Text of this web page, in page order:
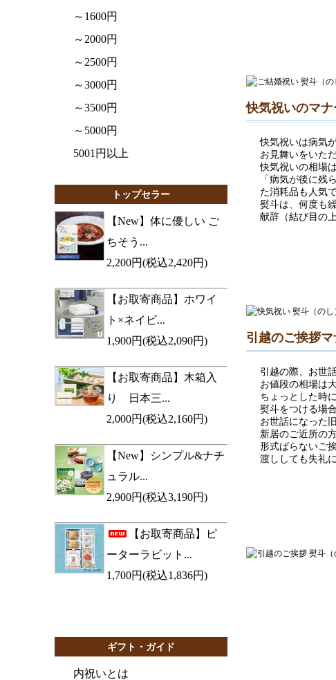
～1600円
～2000円
～2500円
～3000円
～3500円
～5000円
5001円以上
トップセラー
【New】体に優しい ご
ちそう...
2,200円(税込2,420円)
【お取寄商品】ホワイ
ト×ネイビ...
1,900円(税込2,090円)
【お取寄商品】木箱入
り 日本三...
2,000円(税込2,160円)
【New】シンプル&ナチ
ュラル...
2,900円(税込3,190円)
【お取寄商品】ピ
ーターラビット...
1,700円(税込1,836円)
ギフト・ガイド
内祝いとは
快気祝いのマナ
快気祝いは病気
お見舞いをいた
快気祝いの相場
「病気が後に残
た消耗品も人気で
熨斗は、何度も
献辞（結び目の
引越のご挨拶
引越の際、お世
お値段の相場は
ちょっとした時
熨斗をつける場
お世話になった
新居のご近所の
形式ばらないご
渡ししても失礼